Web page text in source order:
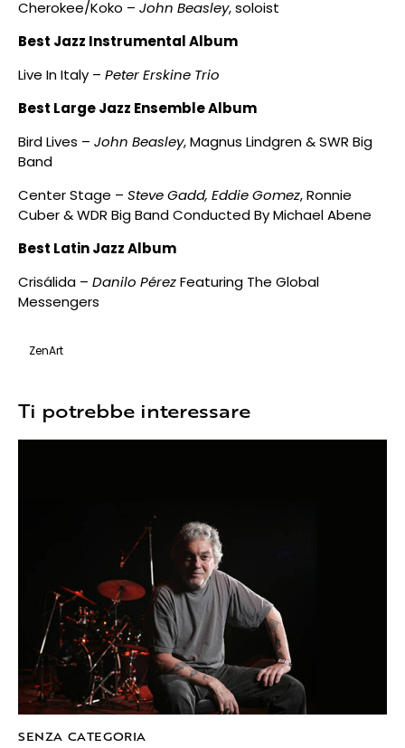
Cherokee/Koko – John Beasley, soloist
Best Jazz Instrumental Album
Live In Italy – Peter Erskine Trio
Best Large Jazz Ensemble Album
Bird Lives – John Beasley, Magnus Lindgren & SWR Big
Band
Center Stage – Steve Gadd, Eddie Gomez, Ronnie
Cuber & WDR Big Band Conducted By Michael Abene
Best Latin Jazz Album
Crisálida – Danilo PérezFeaturing The Global
Messengers
ZenArt
Ti potrebbe interessare
SENZA CATEGORIA